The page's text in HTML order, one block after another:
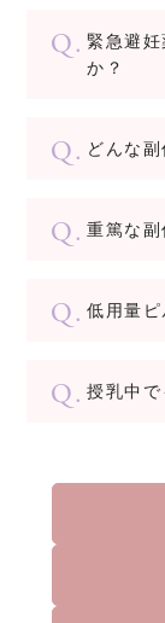
緊急避
か？
どんな
重篤な副
低用量ピ
授乳中で